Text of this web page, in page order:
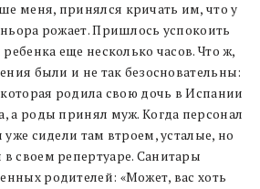
меня, принялся кричать им, что у
рожает. Пришлось успокоить
еще несколько часов. Что ж,
были и не так безосновательны:
родила свою дочь в Испании
а роды принял муж. Когда персонал
сидели там втроем, усталые, но
своем репертуаре. Санитары
родителей: «Может, вас хоть